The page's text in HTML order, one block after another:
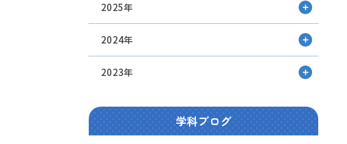
2025年
2024年
2023年
学科ブログ